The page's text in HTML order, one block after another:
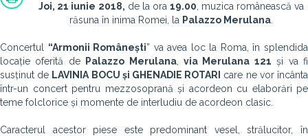
Joi, 21 iunie 2018, de la ora 19.00 , muzica românească va
răsuna în inima Romei, la Palazzo Merulana.
Concertul “Armonii Românești” va avea loc la Roma, în splendida
locație oferită de
Palazzo Merulana,via Merulana 121 și va fi
susținut de LAVINIA BOCU și GHENADIE ROTARI
care ne vor încânta
într-un concert pentru mezzosoprană și acordeon cu elaborări pe
teme folclorice și momente de interludiu de acordeon clasic.
Caracterul acestor piese este predominant vesel, strălucitor, în